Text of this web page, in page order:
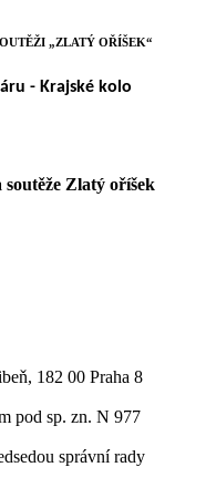
„ZLATÝ OŘÍŠEK“
- Krajské kolo
Zlatý oříšek
182 00 Praha 8
pod sp. zn. N 977
správní rady